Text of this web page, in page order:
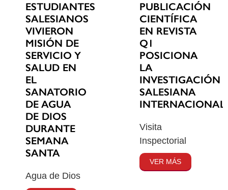
ESTUDIANTES
SALESIANOS
VIVIERON
MISIÓN DE
SERVICIO Y
SALUD EN
EL
SANATORIO
DE AGUA
DE DIOS
DURANTE
SEMANA
SANTA
Agua de Dios
PUBLICACIÓN
CIENTÍFICA
EN REVISTA
Q1
POSICIONA
LA
INVESTIGACIÓN
SALESIANA
Visita
Inspectorial
VER MÁS